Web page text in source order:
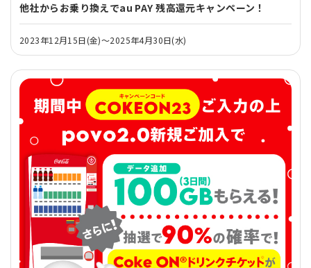
他社からお乗り換えでau PAY 残高還元キャンペーン！
2023年12月15日(金)～2025年4月30日(水)